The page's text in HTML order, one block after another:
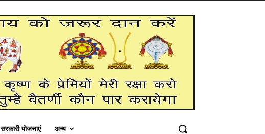
सरकारी योजनाएं अन्य